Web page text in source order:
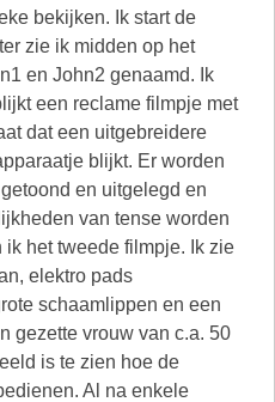
bekijken. Ik start de
zie ik midden op het
en John2 genaamd. Ik
een reclame filmpje met
dat een uitgebreidere
blijkt. Er worden
en uitgelegd en
van tense worden
het tweede filmpje. Ik zie
elektro pads
schaamlippen en een
gezette vrouw van c.a. 50
is te zien hoe de
Al na enkele